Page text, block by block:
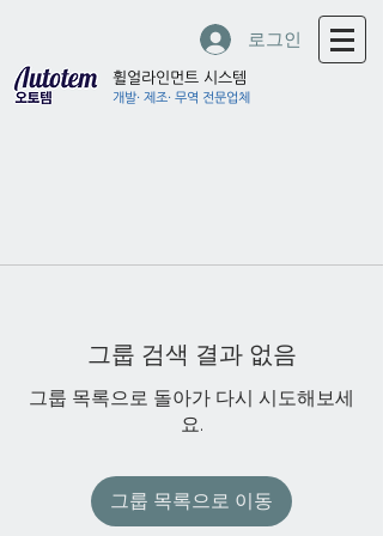
로그인
휠얼라인먼트 시스템
개발· 제조· 무역 전문업체
그룹 검색 결과 없음
그룹 목록으로 돌아가 다시 시도해보세
요.
그룹 목록으로 이동